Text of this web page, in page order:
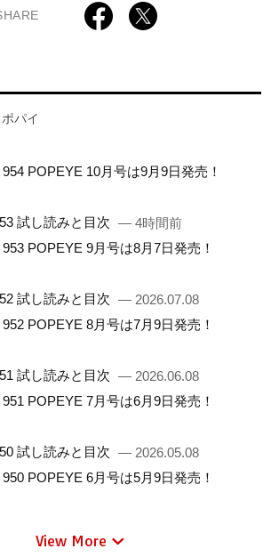
ポパイ
POPEYE 10月号は9月9日発売！
試し読みと目次 — 4時間前
POPEYE 9月号は8月7日発売！
試し読みと目次 — 2026.07.08
POPEYE 8月号は7月9日発売！
試し読みと目次 — 2026.06.08
POPEYE 7月号は6月9日発売！
試し読みと目次 — 2026.05.08
POPEYE 6月号は5月9日発売！
View More